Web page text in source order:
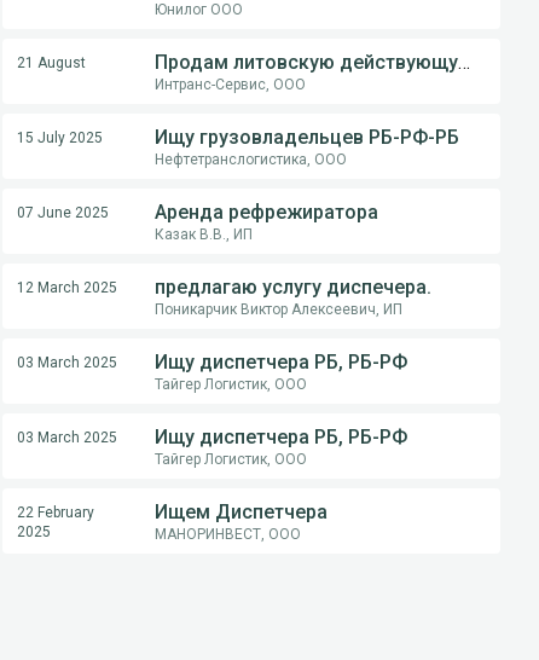
Юнилог ООО
21 August Продам литовскую действующую компанию
Интранс-Сервис, ООО
15 July 2025 Ищу грузовладельцев РБ-РФ-РБ
Нефтетранслогистика, ООО
07 June 2025 Аренда рефрежиратора
Казак В.В., ИП
12 March 2025 предлагаю услугу диспечера.
Поникарчик Виктор Алексеевич, ИП
03 March 2025 Ищу диспетчера РБ, РБ-РФ
Тайгер Логистик, ООО
03 March 2025 Ищу диспетчера РБ, РБ-РФ
Тайгер Логистик, ООО
22 February
2025
Ищем Диспетчера
МАНОРИНВЕСТ, ООО